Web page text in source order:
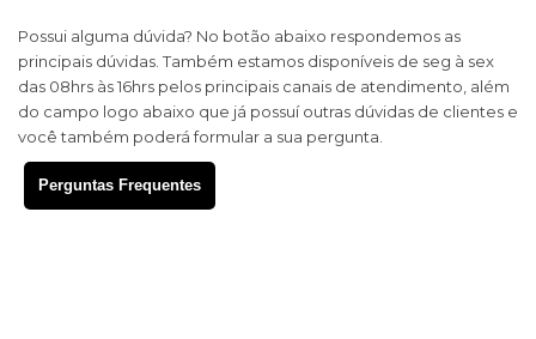
Possui alguma dúvida? No botão abaixo respondemos as
principais dúvidas. Também estamos disponíveis de seg à sex
das 08hrs às 16hrs pelos principais canais de atendimento, além
do campo logo abaixo que já possuí outras dúvidas de clientes e
você também poderá formular a sua pergunta.
Perguntas Frequentes